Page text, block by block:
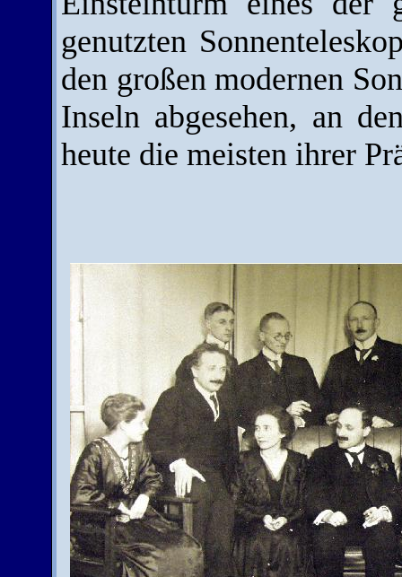
genutzten
den großen modernen
Inseln abgesehen, an
heute die meisten ihrer